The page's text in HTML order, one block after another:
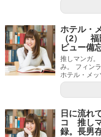
ホテル・
（2）
ビュー備
推しマンガ
み。 フィン
ホテル・メッ
日に流れ
コ 推し
録。長男